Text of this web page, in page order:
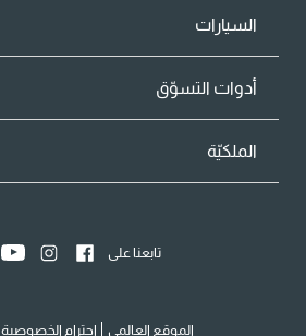
السيارات
أدوات التسوّق
الملكيّة
تابعنا على
الموقع العالمي احترام الخصوصية